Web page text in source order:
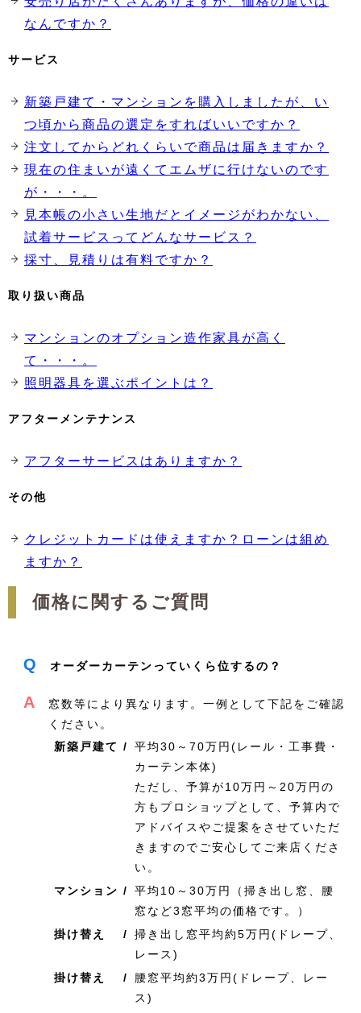
なんですか？
サービス
新築戸建て・マンションを購入しましたが、い
つ頃から商品の選定をすればいいですか？
注文してからどれくらいで商品は届きますか？
現在の住まいが遠くてエムザに行けないのです
が・・・。
見本帳の小さい生地だとイメージがわかない、
試着サービスってどんなサービス？
採寸、見積りは有料ですか？
取り扱い商品
マンションのオプション造作家具が高く
て・・・。
照明器具を選ぶポイントは？
アフターメンテナンス
アフターサービスはありますか？
その他
クレジットカードは使えますか？ローンは組め
ますか？
価格に関するご質問
Q オーダーカーテンっていくら位するの？
A
窓数等により異なります。一例として下記をご確認
ください。
新築戸建て /
平均30～70万円(レール・工事費・
カーテン本体)
ただし、予算が10万円～20万円の
方もプロショップとして、予算内で
アドバイスやご提案をさせていただ
きますのでご安心してご来店くださ
い。
マンション /
平均10～30万円（掃き出し窓、腰
窓など3窓平均の価格です。）
掛け替え /
掃き出し窓平均約5万円(ドレープ、
レース)
掛け替え /
腰窓平均約3万円(ドレープ、レー
ス)